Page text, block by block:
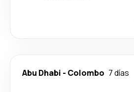
Abu Dhabi - Colombo 7 días